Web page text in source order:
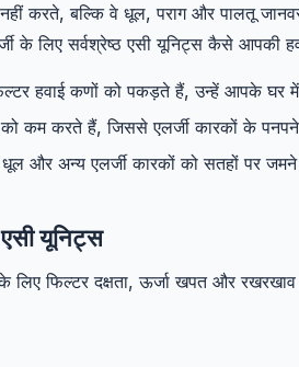
करते, बल्कि वे धूल, पराग और पालतू
के लिए सर्वश्रेष्ठ एसी यूनिट्स कैसे आपकी
हवाई कणों को पकड़ते हैं, उन्हें आपके
को कम करते हैं, जिससे एलर्जी कारकों के पनपने
और अन्य एलर्जी कारकों को सतहों पर
यूनिट्स
लिए फिल्टर दक्षता, ऊर्जा खपत और